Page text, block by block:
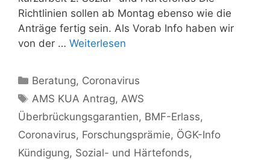
Richtlinien sollen ab Montag ebenso wie die
Anträge fertig sein. Als Vorab Info haben wir
von der … Weiterlesen
Kategorien
Beratung, Coronavirus
Schlagwörter
AMS KUA Antrag,AWS
Überbrückungsgarantien, BMF-Erlass,
Coronavirus, Forschungsprämie, ÖGK-Info
Kündigung, Sozial- und Härtefonds,